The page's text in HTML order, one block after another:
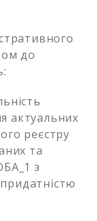
до
актуальних
реєстру
та
з